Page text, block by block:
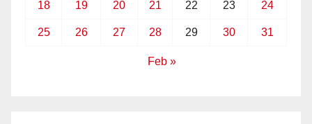
18 19 20 21 22 23 24
25 26 27 28 29 30 31
Feb »